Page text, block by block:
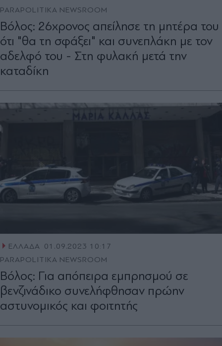
PARAPOLITIKA NEWSROOM
Βόλος: 26χρονος απείλησε τη μητέρα του
ότι "θα τη σφάξει" και συνεπλάκη με τον
αδελφό του - Στη φυλακή μετά την
καταδίκη
ΕΛΛΑΔΑ 01.09.2023 10:17
PARAPOLITIKA NEWSROOM
Βόλος: Για απόπειρα εμπρησμού σε
βενζινάδικο συνελήφθησαν πρώην
αστυνομικός και φοιτητής